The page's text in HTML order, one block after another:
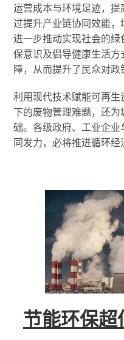
运营成本与环境足迹，
过提升产业链协同效能，
进一步推动实现社会的
保意识及倡导健康生活
障，从而提升了民众对政
利用现代技术赋能可再
下的废物管理难题，还
础。各级政府、工业企
同发力，必将推进循环经
节能环保